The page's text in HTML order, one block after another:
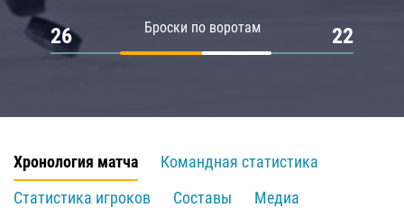
Броски по воротам
26 22
Хронология матча
Командная статистика
Статистика игроков
Составы
Медиа